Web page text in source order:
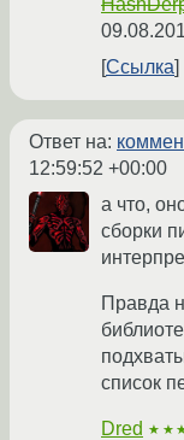
Ссылка
Ответ на:
12:59:52 +00:00
а что,
сборки
Правда
список
Dred